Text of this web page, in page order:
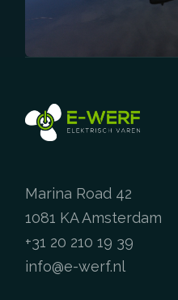
Marina Road 42
1081 KA Amsterdam
+31 20 210 19 39
info@e-werf.nl